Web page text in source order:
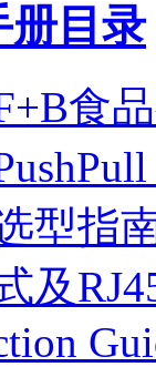
目录
食
型指
及